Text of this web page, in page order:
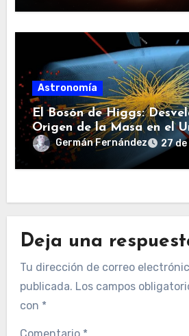
Astronomía
El Bosón de Higgs:
Origen de la Masa en el
Germán Fernández 27
Deja una
Tu dirección de correo
publicada. Los campos
con *